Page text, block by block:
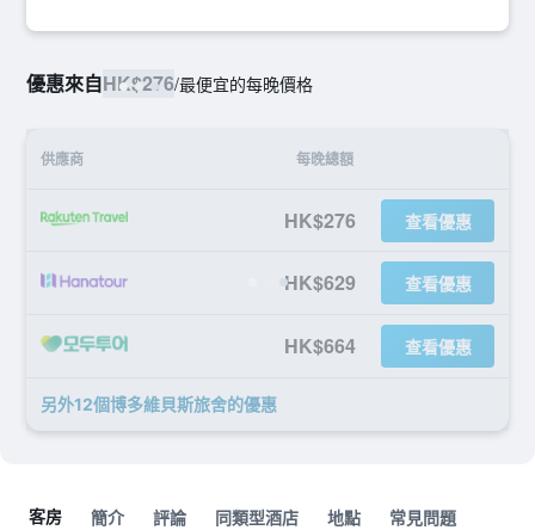
優惠來自HK$276/最便宜的每晚價格
供應商 每晚總額
HK$276 查看優惠
HK$629 查看優惠
HK$664 查看優惠
另外12個博多維貝斯旅舍​的優惠
客房 簡介 評論 同類型酒店 地點 常見問題